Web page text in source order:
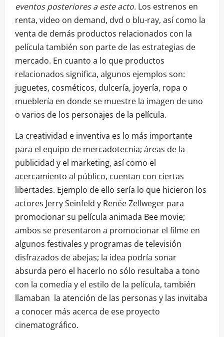
eventos posteriores a este acto. Los estrenos en
renta, video on demand, dvd o blu-ray, así como la
venta de demás productos relacionados con la
película también son parte de las estrategias de
mercado. En cuanto a lo que productos
relacionados significa, algunos ejemplos son:
juguetes, cosméticos, dulcería, joyería, ropa o
mueblería en donde se muestre la imagen de uno
o varios de los personajes de la película.
La creatividad e inventiva es lo más importante
para el equipo de mercadotecnia; áreas de la
publicidad y el marketing, así como el
acercamiento al público, cuentan con ciertas
libertades. Ejemplo de ello sería lo que hicieron los
actores Jerry Seinfeld y Renée Zellweger para
promocionar su película animada Bee movie;
ambos se presentaron a promocionar el filme en
algunos festivales y programas de televisión
disfrazados de abejas; la idea podría sonar
absurda pero el hacerlo no sólo resultaba a tono
con la comedia y el estilo de la película, también
llamaban la atención de las personas y las invitaba
a conocer más acerca de ese proyecto
cinematográfico.